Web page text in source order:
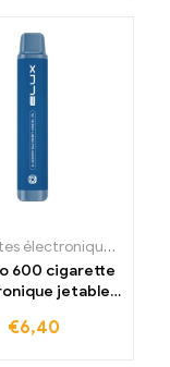
électroniques
Cigarettes électroniques jetables
600 cigarette
jetable
€6,40